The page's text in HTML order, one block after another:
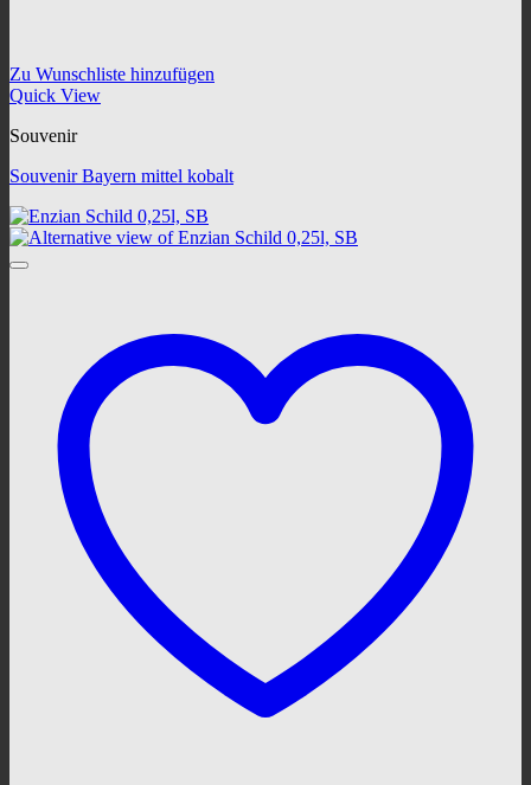
Zu Wunschliste hinzufügen
Quick View
Souvenir
Souvenir Bayern mittel kobalt